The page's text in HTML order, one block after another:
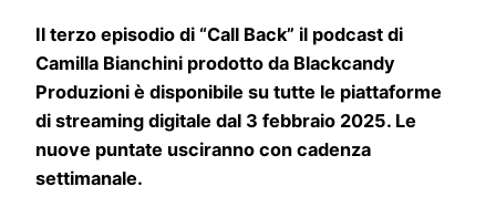
Il terzo episodio di “Call Back” il podcast di
Camilla Bianchini prodotto da Blackcandy
Produzioni è disponibile su tutte le piattaforme
di streaming digitale dal 3 febbraio 2025. Le
nuove puntate usciranno con cadenza
settimanale.